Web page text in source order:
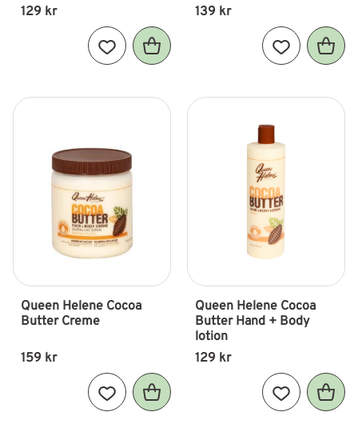
129 kr
Lägg till i favoriter
139 kr
Lägg till i
Queen Helene Cocoa
Butter Creme
159 kr
Lägg till i favoriter
Queen Helene Cocoa
Butter Hand + Body
lotion
129 kr
Lägg till i